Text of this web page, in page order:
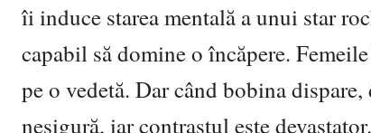
îi induce starea mentală a unui star
capabil să domine o încăpere.
pe o vedetă. Dar când bobina
nesigură, iar contrastul este devastator.